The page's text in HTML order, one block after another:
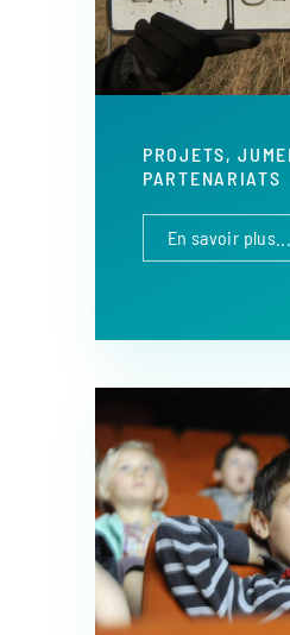
PROJETS,
PARTENARIATS
En savoir plus...